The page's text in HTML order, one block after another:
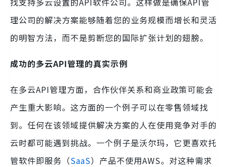
理公司的解决方案能够随着您的业务规模而增长和灵活
的明智方法，而不是剪断您的国际扩张计划的翅膀。
成功的多云API管理的真实示例
在多云API管理方面，合作伙伴关系和商业政策可能会
产生重大影响。这方面的一个例子可以在零售领域找
到。任何在该领域提供解决方案的人在使用竞争对手的
云时都可能遇到挑战。一个例子是沃尔玛，它更喜欢托
管软件即服务（SaaS）产品不使用AWS。对这种需求